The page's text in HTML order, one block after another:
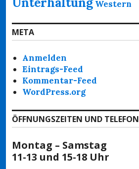
Western
META
Anmelden
Eintrags-Feed
Kommentar-Feed
WordPress.org
ÖFFNUNGSZEITEN UND TELEFON
Montag – Samstag
11-13 und 15-18 Uhr